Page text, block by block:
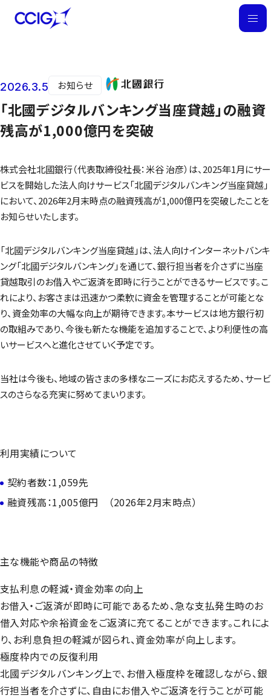
M
ニュース
2026.3.5 お知らせ
「北國デジタルバンキング当座貸越」の融資
残高が1,000億円を突破
株式会社北國銀行（代表取締役社長：米谷 治彦）は、2025年1月にサー
ビスを開始した法人向けサービス「北國デジタルバンキング当座貸越」
において、2026年2月末時点の融資残高が1,000億円を突破したことを
お知らせいたします。
「北國デジタルバンキング当座貸越」は、法人向けインターネットバンキ
ング「北國デジタルバンキング」を通じて、銀行担当者を介さずに当座
貸越取引のお借入やご返済を即時に行うことができるサービスです。こ
れにより、お客さまは迅速かつ柔軟に資金を管理することが可能とな
り、資金効率の大幅な向上が期待できます。本サービスは地方銀行初
の取組みであり、今後も新たな機能を追加することで、より利便性の高
いサービスへと進化させていく予定です。
当社は今後も、地域の皆さまの多様なニーズにお応えするため、サービ
スのさらなる充実に努めてまいります。
利用実績について
契約者数：1,059先
融資残高：1,005億円 （2026年2月末時点）
主な機能や商品の特徴
支払利息の軽減・資金効率の向上
お借入・ご返済が即時に可能であるため、急な支払発生時のお
借入対応や余裕資金をご返済に充てることができます。これによ
り、お利息負担の軽減が図られ、資金効率が向上します。
極度枠内での反復利用
北國デジタルバンキング上で、お借入極度枠を確認しながら、銀
行担当者を介さずに、自由にお借入やご返済を行うことが可能